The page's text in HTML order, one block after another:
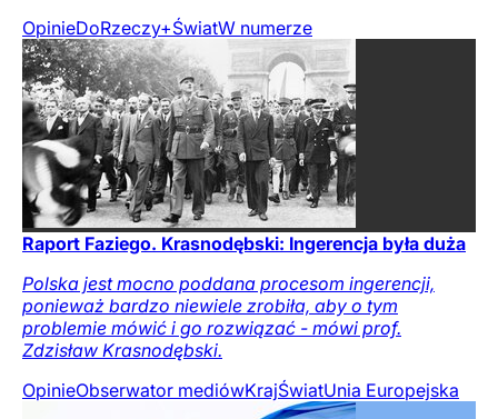
OpinieDoRzeczy+ŚwiatW numerze
Raport Faziego. Krasnodębski: Ingerencja była duża
Polska jest mocno poddana procesom ingerencji,
ponieważ bardzo niewiele zrobiła, aby o tym
problemie mówić i go rozwiązać - mówi prof.
Zdzisław Krasnodębski.
OpinieObserwator mediówKrajŚwiatUnia Europejska